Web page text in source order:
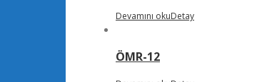
Devamını okuDetay
ÖMR-12